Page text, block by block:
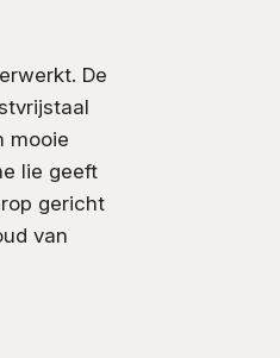
De
mooie
lie geeft
gericht
van